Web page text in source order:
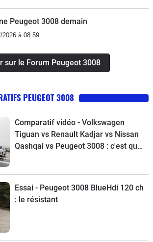
Peugeot 3008 demain
2026 à 08:59
sur le Forum Peugeot 3008
PEUGEOT 3008
Comparatif vidéo - Volkswagen
Tiguan vs Renault Kadjar vs Nissan
Qashqai vs Peugeot 3008 : c'est qui
Essai - Peugeot 3008 BlueHdi 120 ch
: le résistant